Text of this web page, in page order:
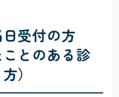
受付の方
ことのある診
）